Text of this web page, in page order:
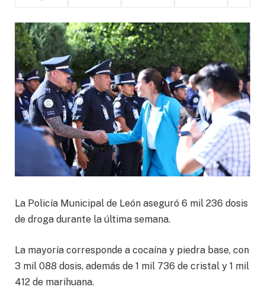
La Policía Municipal de León aseguró 6 mil 236 dosis
de droga durante la última semana.
La mayoría corresponde a cocaína y piedra base, con
3 mil 088 dosis, además de 1 mil 736 de cristal y 1 mil
412 de marihuana.